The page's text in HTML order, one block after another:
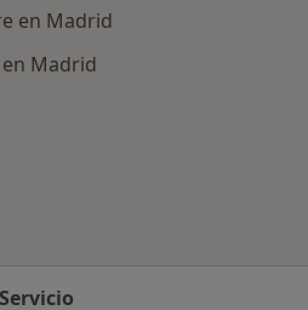
en Madrid
Madrid
Servicio